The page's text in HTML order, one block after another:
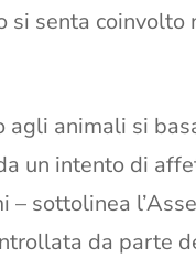
si senta
animali si
un intento di
– sottolinea
da parte